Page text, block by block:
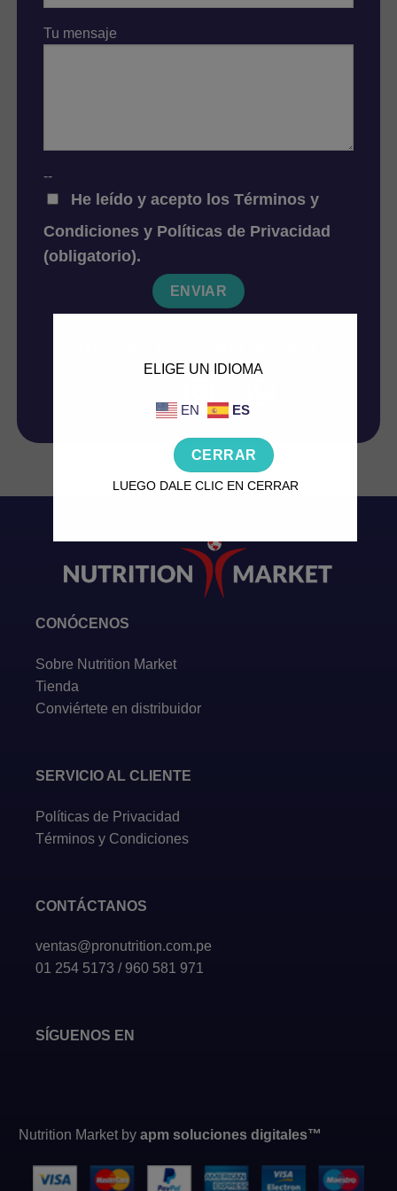
Tu mensaje
--
He leído y acepto los Términos y
Condiciones y Políticas de Privacidad
(obligatorio).
CONÓCENOS
Sobre Nutrition Market
Tienda
Conviértete en distribuidor
SERVICIO AL CLIENTE
Políticas de Privacidad
Términos y Condiciones
CONTÁCTANOS
ventas@pronutrition.com.pe
01 254 5173 / 960 581 971
SÍGUENOS EN
Nutrition Market by apm soluciones digitales™
ELIGE UN IDIOMA
EN ES
CERRAR
LUEGO DALE CLIC EN CERRAR